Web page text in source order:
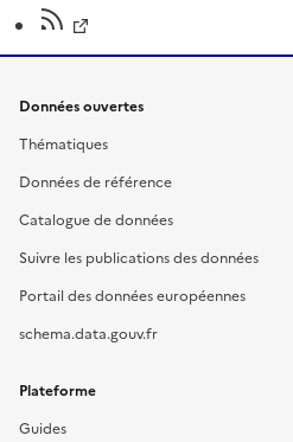
Données ouvertes
Thématiques
Données de référence
Catalogue de données
Suivre les publications des données
Portail des données européennes
schema.data.gouv.fr
Plateforme
Guides